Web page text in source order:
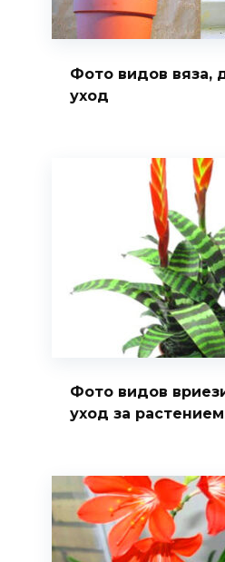
Фото видов вяза,
уход
Фото видов
уход за растением